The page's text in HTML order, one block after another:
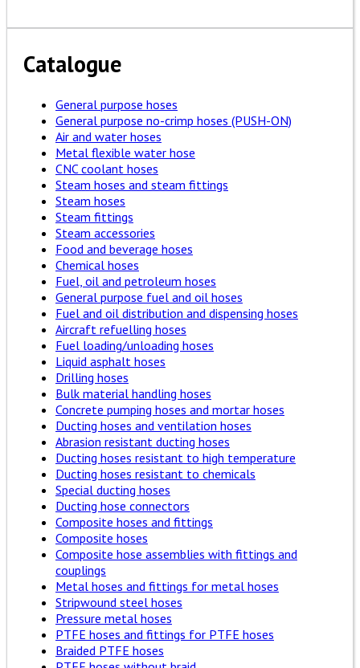
Catalogue
General purpose hoses
General purpose no-crimp hoses (PUSH-ON)
Air and water hoses
Metal flexible water hose
CNC coolant hoses
Steam hoses and steam fittings
Steam hoses
Steam fittings
Steam accessories
Food and beverage hoses
Chemical hoses
Fuel, oil and petroleum hoses
General purpose fuel and oil hoses
Fuel and oil distribution and dispensing hoses
Aircraft refuelling hoses
Fuel loading/unloading hoses
Liquid asphalt hoses
Drilling hoses
Bulk material handling hoses
Concrete pumping hoses and mortar hoses
Ducting hoses and ventilation hoses
Abrasion resistant ducting hoses
Ducting hoses resistant to high temperature
Ducting hoses resistant to chemicals
Special ducting hoses
Ducting hose connectors
Composite hoses and fittings
Composite hoses
Composite hose assemblies with fittings and
couplings
Metal hoses and fittings for metal hoses
Stripwound steel hoses
Pressure metal hoses
PTFE hoses and fittings for PTFE hoses
Braided PTFE hoses